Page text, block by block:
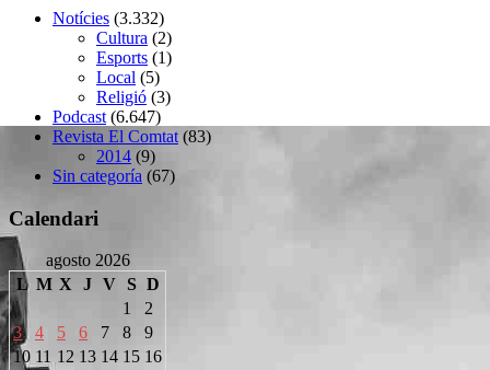
Notícies (3.332)
Cultura (2)
Esports (1)
Local (5)
Religió (3)
Podcast (6.647)
Revista El Comtat (83)
2014 (9)
Sin categoría (67)
Calendari
agosto 2026
L M X J V S D
1
2
3
4 5 6 7 8
9
10 11 12 13 14 15 16